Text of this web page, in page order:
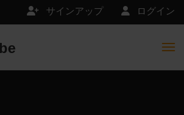
ログイン
サインアップ